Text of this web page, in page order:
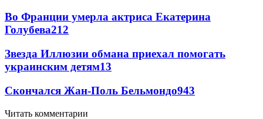
Во Франции умерла актриса Екатерина
Голубева212
Звезда Иллюзии обмана приехал помогать
украинским детям13
Скончался Жан-Поль Бельмондо943
Читать комментарии